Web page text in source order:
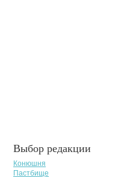
Выбор редакции
Конюшня
Пастбище